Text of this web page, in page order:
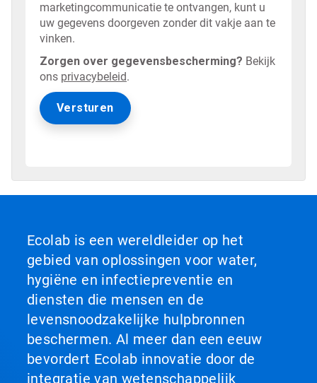
marketingcommunicatie te ontvangen, kunt u
uw gegevens doorgeven zonder dit vakje aan te
vinken.
Zorgen over gegevensbescherming? Bekijk
ons privacybeleid.
Ecolab is een wereldleider op het
gebied van oplossingen voor water,
hygiëne en infectiepreventie en
diensten die mensen en de
levensnoodzakelijke hulpbronnen
beschermen. Al meer dan een eeuw
bevordert Ecolab innovatie door de
integratie van wetenschappelijk